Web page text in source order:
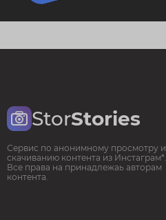
StorStories
Сервис по анонимному просмотру и
скачиванию контента из Инстаграм*.
Все права на принадлежаь авторам
контента.